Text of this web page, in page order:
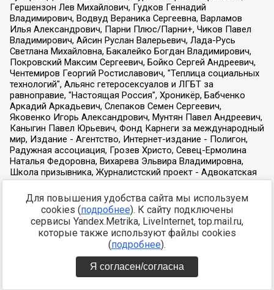
Для повышения удобства сайта мы используем
cookies (подробнее). К сайту подключены
сервисы Yandex.Metrika, LiveInternet, top.mail.ru,
которые также используют файлы cookies
(подробнее).
Я согласен/согласна